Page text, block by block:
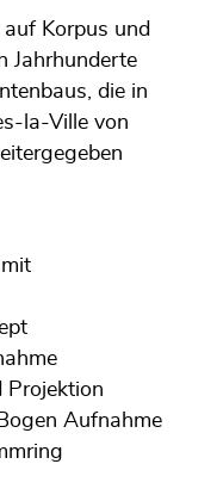
Korpus und
Jahrhunderte
die in
la-Ville von
Projektion
Aufnahme